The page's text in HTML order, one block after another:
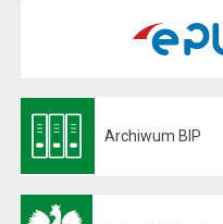
Archiwum BIP